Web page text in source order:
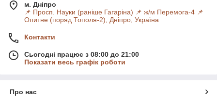
м. Дніпро
📌 Просп. Науки (раніше Гагаріна) 📌 ж/м Перемога-4 📌
Опитне (поряд Тополя-2), Дніпро, Україна
Контакти
Сьогодні працює з 08:00 до 21:00
Показати весь графік роботи
Про нас